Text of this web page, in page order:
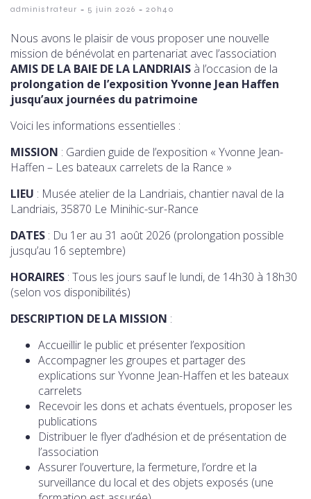
administrateur - 5 juin 2026 - 20h40
Nous avons le plaisir de vous proposer une nouvelle
mission de bénévolat en partenariat avec l’association
AMIS DE LA BAIE DE LA LANDRIAIS à l’occasion de la
prolongation de l’exposition Yvonne Jean Haffen
jusqu’aux journées du patrimoine
Voici les informations essentielles :
MISSION : Gardien guide de l’exposition « Yvonne Jean-
Haffen – Les bateaux carrelets de la Rance »
LIEU : Musée atelier de la Landriais, chantier naval de la
Landriais, 35870 Le Minihic-sur-Rance
DATES : Du 1er au 31 août 2026 (prolongation possible
jusqu’au 16 septembre)
HORAIRES : Tous les jours sauf le lundi, de 14h30 à 18h30
(selon vos disponibilités)
DESCRIPTION DE LA MISSION :
Accueillir le public et présenter l’exposition
Accompagner les groupes et partager des
explications sur Yvonne Jean-Haffen et les bateaux
carrelets
Recevoir les dons et achats éventuels, proposer les
publications
Distribuer le flyer d’adhésion et de présentation de
l’association
Assurer l’ouverture, la fermeture, l’ordre et la
surveillance du local et des objets exposés (une